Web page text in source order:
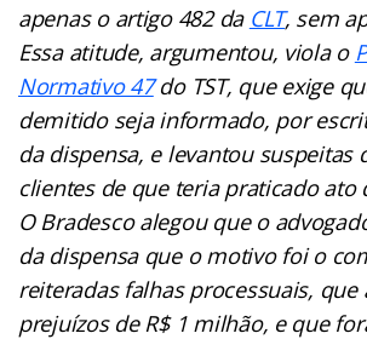
apenas o artigo 482 da CLT, sem
Essa atitude, argumentou, viola o
Normativo 47do TST, que exige
demitido seja informado, por
da dispensa, e levantou suspeitas
clientes de que teria praticado ato
O Bradesco alegou que o
da dispensa que o motivo foi o
reiteradas falhas processuais, que
prejuízos de R$ 1 milhão, e que